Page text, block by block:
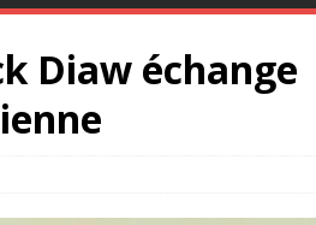
Diaw échange